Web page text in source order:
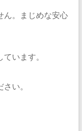
ん。まじめな安心
います。
い。